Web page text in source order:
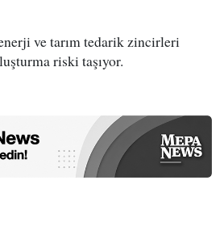
ve tarım tedarik zincirleri
riski taşıyor.